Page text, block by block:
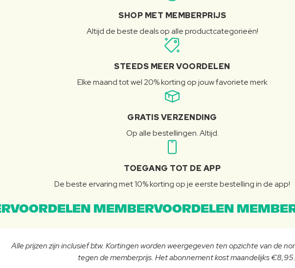
SHOP MET MEMBERPRIJS
Altijd de beste deals op alle productcategorieën!
STEEDS MEER VOORDELEN
Elke maand tot wel 20% korting op jouw favoriete merk
GRATIS VERZENDING
Op alle bestellingen. Altijd.
TOEGANG TOT DE APP
De beste ervaring met 10% korting op je eerste bestelling in de app!
MEMBERVOORDELEN
Alle prijzen zijn inclusief btw. Kortingen worden weergegeven ten opzichte van de
tegen de memberprijs. Het abonnement kost maandelijks